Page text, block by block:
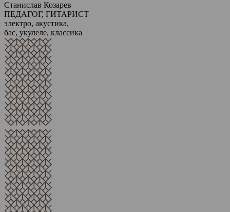
Станислав Козарев
ПЕДАГОГ, ГИТАРИСТ
электро, акустика,
бас, укулеле, классика